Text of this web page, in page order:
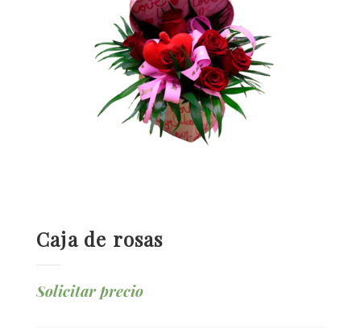
Caja de rosas
Solicitar precio